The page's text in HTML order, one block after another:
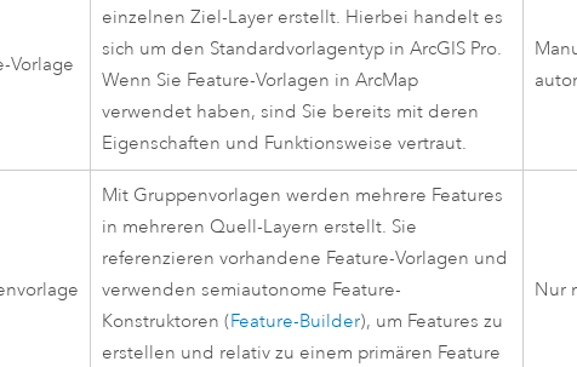
Vorlage
einzelnen Ziel-Layer erstellt. Hierbei handelt es
sich um den Standardvorlagentyp inArcGIS Pro.
Wenn Sie Feature-Vorlagen inArcMap
verwendet haben, sind Sie bereits mit deren
Eigenschaften und Funktionsweise vertraut.
Mit Gruppenvorlagen werden mehrere Features
in mehreren Quell-Layern erstellt. Sie
referenzieren vorhandene Feature-Vorlagen und
verwenden semiautonome Feature-
Konstruktoren (Feature-Builder), um Features zu
erstellen und relativ zu einem primären Feature
Nur